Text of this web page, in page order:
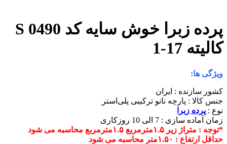
پرده زبرا خوش سایه کد S 0490
کالیته 17-1
ویژگی ها:
کشور سازنده : ایران
جنس کالا : پارچه نانو ترکیبی پلی‌استر
نوع : پرده زبرا
زمان آماده سازی : 7 الی 10 روزکاری
*توجه : متراژ زیر ۱.۵مترمربع ۱.۵مترمربع محاسبه می شود
حداقل ارتفاع : ۱.۵۰متر محاسبه می شود